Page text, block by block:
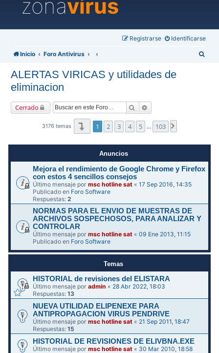
zonavirus
Identificarse
Registrarse
Inicio Foro Antivirus
ALERTAS VIRICAS y utilidades de
eliminacion
Cerrado Buscar
3176 temas Página1de103
1 2 3 4 5 … 103
Anuncios
Mejora el rendimiento de Google Chrome y Firefox
con estos 4 sencillos consejos
Último mensaje pormsc hotline sat «17 Sep 2016, 14:35
Publicado en Foro Software
Respuestas:2
NORMAS PARA EL ENVIO DE MUESTRAS DE
ARCHIVOS SOSPECHOSOS, PARA ANALIZAR Y
CONTROLAR
Último mensaje pormsc hotline sat «09 Ene 2013, 11:15
Publicado en Foro Software
Temas
HISTORIAL de revisiones del ELISTARA
Último mensaje poradmin « 28 Abr 2022, 18:03
Respuestas:13
NUEVA UTILIDAD ELIPENEXE PARA
ANTIPROPAGACION VIRUS PENDRIVE
Último mensaje pormsc hotline sat « 21 Sep 2011, 18:47
Respuestas:15
HISTORIAL DE REVISIONES DE ELIVBNA.EXE
Último mensaje pormsc hotline sat « 30 Mar 2010, 18:58